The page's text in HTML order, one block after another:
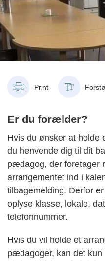
Print
Er du forælder?
Hvis du ønsker at holde
du henvende dig til dit
pædagog, der foretager
arrangementet ind i
tilbagemelding. Derfor
oplyse klasse, lokale,
telefonnummer.
Hvis du vil holde et
pædagoger, kan det